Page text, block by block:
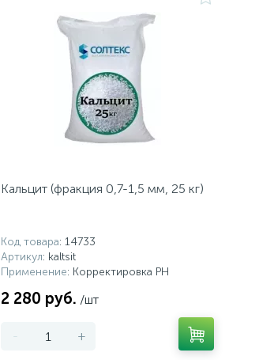
Кальцит (фракция 0,7-1,5 мм, 25 кг)
Код товара: 14733
Артикул: kaltsit
Применение: Корректировка PH
2 280 руб. /шт
- +